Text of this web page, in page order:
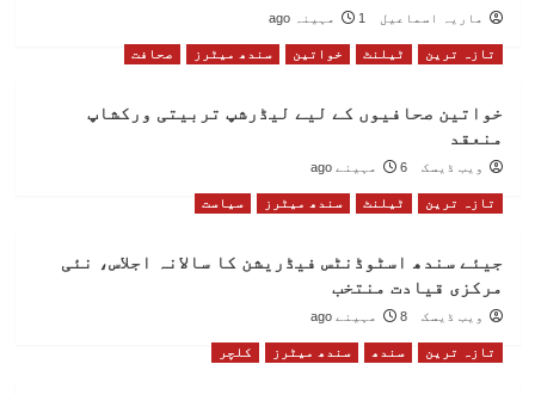
ماریہ اسماعیل 1 مہینہ ago
تازہ ترین ٹیلنٹ خواتین سندھ میٹرز صحافت
خواتین صحافیوں کے لیے لیڈرشپ تربیتی ورکشاپ
منعقد
ویب ڈیسک 6 مہینے ago
تازہ ترین ٹیلنٹ سندھ میٹرز سیاست
جیئے سندھ اسٹوڈنٹس فیڈریشن کا سالانہ اجلاس، نئی
مرکزی قیادت منتخب
ویب ڈیسک 8 مہینے ago
تازہ ترین سندھ سندھ میٹرز کلچر